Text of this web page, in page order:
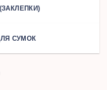
СУМОК